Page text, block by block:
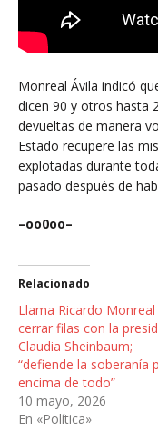
Monreal Ávila indicó
dicen 90 y otros hasta
devueltas de manera
Estado recupere las
explotadas durante
pasado después de
–oo0oo–
Relacionado
Llama Ricardo Monreal
cerrar filas con la
Claudia Sheinbaum;
“defiende la soberanía
encima de todo”
10 mayo, 2026
En «Política»